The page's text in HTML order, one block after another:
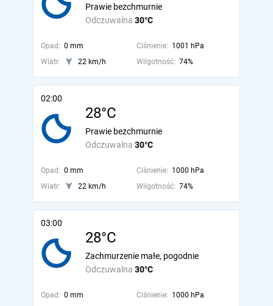
Odczuwalna 30°C
Prawie bezchmurnie
Opad: 0 mm Ciśnienie: 1001 hPa
Wiatr:
22 km/h Wilgotność: 74%
02:00
28°C
Odczuwalna 30°C
Prawie bezchmurnie
Opad: 0 mm Ciśnienie: 1000 hPa
Wiatr:
22 km/h Wilgotność: 74%
03:00
28°C
Odczuwalna 30°C
Zachmurzenie małe, pogodnie
Opad: 0 mm Ciśnienie: 1000 hPa